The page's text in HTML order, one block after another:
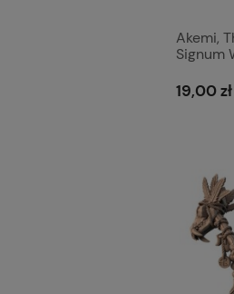
Akemi,
Signum
19,00 zł